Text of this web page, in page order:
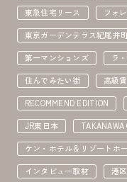
東急住宅リース
フォ
東京ガーデンテラス紀尾井
第一マンションズ
ラ
住んでみたい街
高級
RECOMMEND EDITION
JR東日本
TAKANAWA
ケン・ホテル＆リゾートホ
インタビュー取材
港区